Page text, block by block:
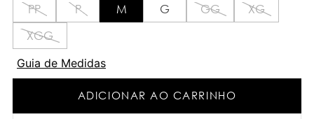
PP P M G GG
XG
XGG
Guia de Medidas
ADICIONAR AO CARRINHO